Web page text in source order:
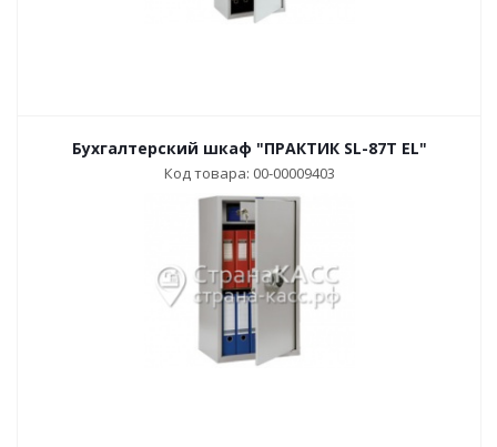
Бухгалтерский шкаф "ПРАКТИК SL-87T EL"
Код товара: 00-00009403